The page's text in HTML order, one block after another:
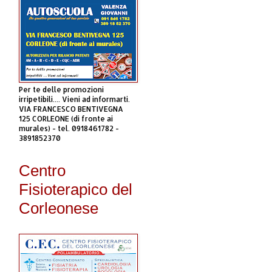
Per te delle promozioni
irripetibili.... Vieni ad informarti.
VIA FRANCESCO BENTIVEGNA
125 CORLEONE (di fronte ai
murales) - tel. 0918461782 -
3891852370
Centro
Fisioterapico del
Corleonese